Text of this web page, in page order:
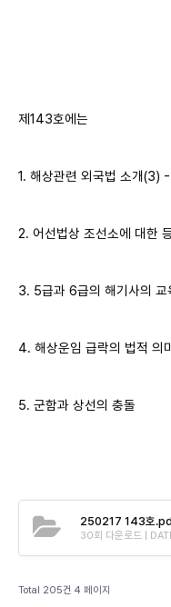
제143호에는
1. 해상관련 외국법 소개(3)
2. 어선법상 조선소에 대한
3. 5급과 6급의 해기사의 교
4. 해상운임 급락의 법적 의
5. 군함과 상선의 충돌
250217 143호
30회 다운로드 |
Total 205건 4 페이지